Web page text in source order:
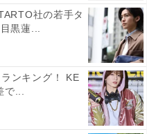
企業の平均年収ランキング！
を約200万円差で抑えた1位
社の若手タ
黒蓮...
ンキング！ KE
で...